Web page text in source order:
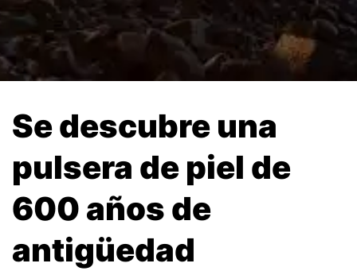
Se descubre una
pulsera de piel de
600 años de
antigüedad